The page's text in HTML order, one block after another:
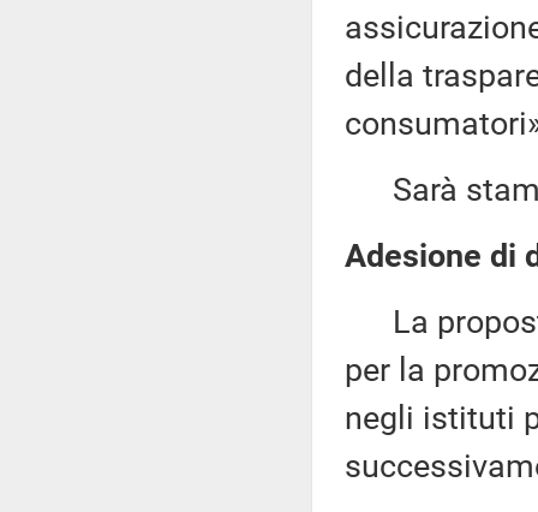
della
Sarà
Adesione di
La
per la
negli istituti